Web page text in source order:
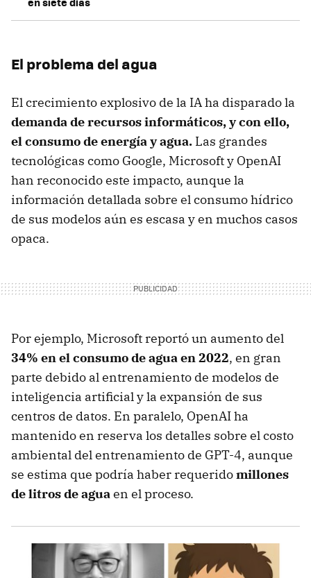
El problema del agua
El crecimiento explosivo de la IA ha disparado la
demanda de recursos informáticos, y con ello,
el consumo de energía y agua. Las grandes
tecnológicas como Google, Microsoft y OpenAI
han reconocido este impacto, aunque la
información detallada sobre el consumo hídrico
de sus modelos aún es escasa y en muchos casos
opaca.
Por ejemplo, Microsoft reportó un aumento del
34% en el consumo de agua en 2022, en gran
parte debido al entrenamiento de modelos de
inteligencia artificial y la expansión de sus
centros de datos. En paralelo, OpenAI ha
mantenido en reserva los detalles sobre el costo
ambiental del entrenamiento de GPT-4, aunque
se estima que podría haber requeridomillones
de litros de aguaen el proceso.